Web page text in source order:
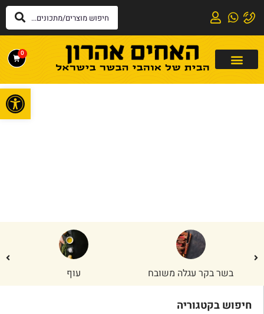
0
בשר בקר עגלה משובח עוף
חיפוש בקטגוריה